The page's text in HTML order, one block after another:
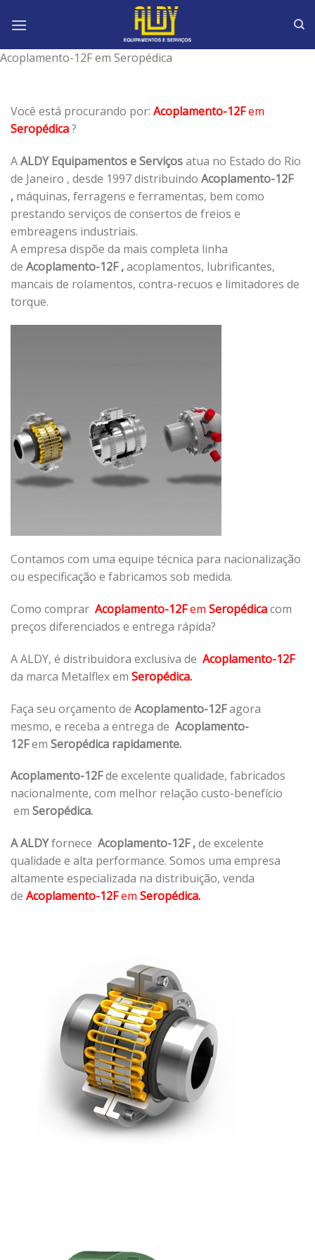
Acoplamento-12F em Seropédica
Você está procurando por: Acoplamento-12Fem
Seropédica?
AALDY Equipamentos e Serviçosatua no Estado do Rio
de Janeiro , desde 1997 distribuindo Acoplamento-12F
, máquinas, ferragens e ferramentas, bem como
prestando serviços de consertos de freios e
embreagens industriais.
A empresa dispõe da mais completa linha
de Acoplamento-12F ,acoplamentos, lubrificantes,
mancais de rolamentos, contra-recuos e limitadores de
torque.
Contamos com uma equipe técnica para nacionalização
ou especificação e fabricamos sob medida.
Como comprar Acoplamento-12Fem Seropédicacom
preços diferenciados e entrega rápida?
A ALDY, é distribuidora exclusiva de Acoplamento-12F
da marca Metalflex em Seropédica.
Faça seu orçamento de Acoplamento-12Fagora
mesmo, e receba a entrega de Acoplamento-
12Fem Seropédica rapidamente.
Acoplamento-12Fde excelente qualidade, fabricados
nacionalmente, com melhor relação custo-benefício
em Seropédica.
A ALDYfornece Acoplamento-12F ,de excelente
qualidade e alta performance. Somos uma empresa
altamente especializada na distribuição, venda
de Acoplamento-12Fem Seropédica.